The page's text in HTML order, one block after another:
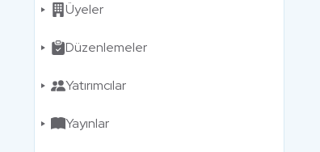
Üyeler
Düzenlemeler
Yatırımcılar
Yayınlar